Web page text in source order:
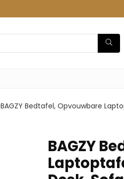
BAGZY Bedtafel, Opvouwbare
BAGZY